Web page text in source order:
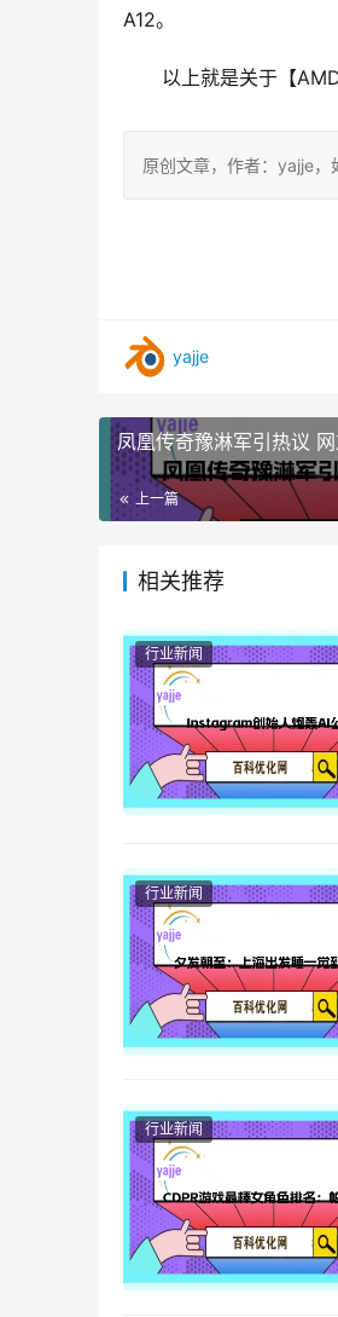
A12。
以上就是关于【
原创文章，作者：yajje
yajje
凤凰传奇豫淋军引热议
上一篇
相关推荐
行业新闻
行业新闻
行业新闻